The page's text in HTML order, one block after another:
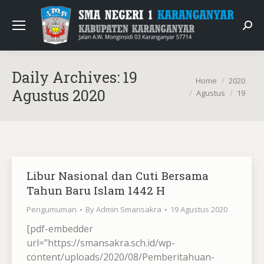
Daily Archives: 19
Agustus 2020
You are here:
Home
2020
Agustus
19
Libur Nasional dan Cuti Bersama
Tahun Baru Islam 1442 H
Pengumuman ByAdmin Smansakra 19 Agustus 2020
[pdf-embedder
url=”https://smansakra.sch.id/wp-
content/uploads/2020/08/Pemberitahuan-